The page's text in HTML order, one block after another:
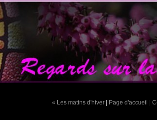
« Les matins d'hiver | Page d'accueil |